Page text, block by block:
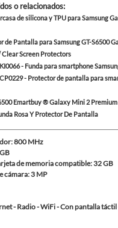
o relacionados:
de silicona y TPU para Samsung
de Pantalla para Samsung GT-S6500
Screen Protectors
- Funda para smartphone
- Protector de pantalla para
Emartbuy ® Galaxy Mini 2
Rosa Y Protector De Pantalla
800 MHz
de memoria compatible: 32 GB
cámara: 3 MP
- Radio - WiFi - Con pantalla